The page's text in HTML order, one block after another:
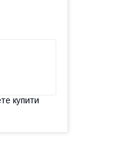
купити